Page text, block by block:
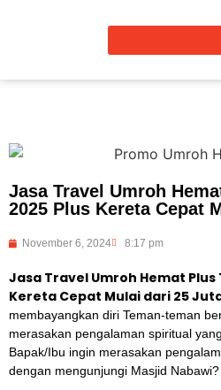
Jasa Travel Umroh
2025 Plus Kereta Cepat
November 6, 2024 8:17 pm
Jasa Travel Umroh Hemat Plus
Kereta Cepat Mulai dari 25
membayangkan diri Teman-teman
merasakan pengalaman spiritual
Bapak/Ibu ingin merasakan
dengan mengunjungi Masjid Nabawi?